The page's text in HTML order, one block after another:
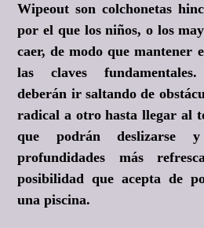
Wipeout son colchonetas
por el que los niños, o los
caer, de modo que mantener
las claves
deberán ir saltando de
radical a otro hasta llegar al
que podrán deslizarse
profundidades más
posibilidad que acepta de
una piscina.